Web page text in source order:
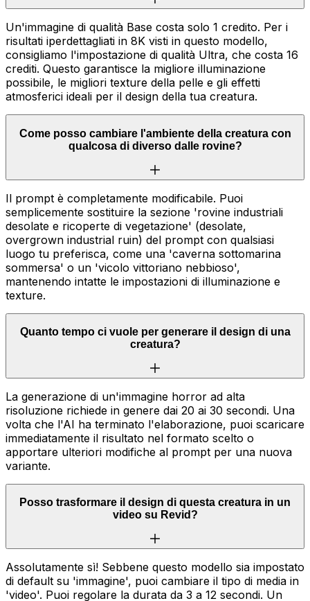
Un'immagine di qualità Base costa solo 1 credito. Per i
risultati iperdettagliati in 8K visti in questo modello,
consigliamo l'impostazione di qualità Ultra, che costa 16
crediti. Questo garantisce la migliore illuminazione
possibile, le migliori texture della pelle e gli effetti
atmosferici ideali per il design della tua creatura.
Come posso cambiare l'ambiente della creatura con
qualcosa di diverso dalle rovine?
Il prompt è completamente modificabile. Puoi
semplicemente sostituire la sezione 'rovine industriali
desolate e ricoperte di vegetazione' (desolate,
overgrown industrial ruin) del prompt con qualsiasi
luogo tu preferisca, come una 'caverna sottomarina
sommersa' o un 'vicolo vittoriano nebbioso',
mantenendo intatte le impostazioni di illuminazione e
texture.
Quanto tempo ci vuole per generare il design di una
creatura?
La generazione di un'immagine horror ad alta
risoluzione richiede in genere dai 20 ai 30 secondi. Una
volta che l'AI ha terminato l'elaborazione, puoi scaricare
immediatamente il risultato nel formato scelto o
apportare ulteriori modifiche al prompt per una nuova
variante.
Posso trasformare il design di questa creatura in un
video su Revid?
Assolutamente sì! Sebbene questo modello sia impostato
di default su 'immagine', puoi cambiare il tipo di media in
'video'. Puoi regolare la durata da 3 a 12 secondi. Un